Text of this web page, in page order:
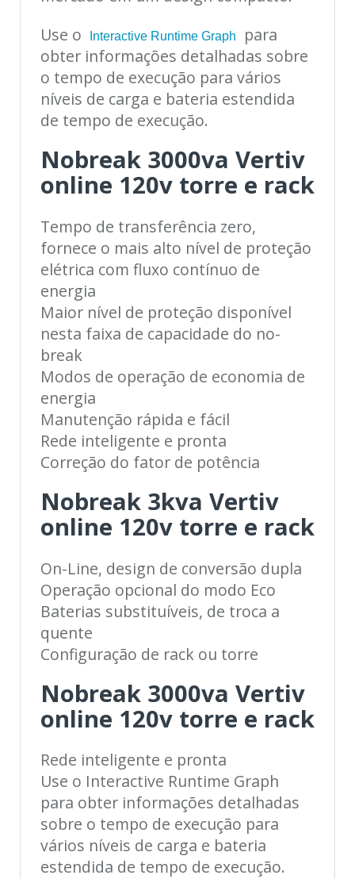
Use o
Interactive Runtime Graph
para
obter informações detalhadas sobre
o tempo de execução para vários
níveis de carga e bateria estendida
de tempo de execução.
Nobreak 3000va Vertiv
online 120v torre e rack
Tempo de transferência zero,
fornece o mais alto nível de proteção
elétrica com fluxo contínuo de
energia
Maior nível de proteção disponível
nesta faixa de capacidade do no-
break
Modos de operação de economia de
energia
Manutenção rápida e fácil
Rede inteligente e pronta
Correção do fator de potência
Nobreak 3kva Vertiv
online 120v torre e rack
On-Line, design de conversão dupla
Operação opcional do modo Eco
Baterias substituíveis, de troca a
quente
Configuração de rack ou torre
Nobreak 3000va Vertiv
online 120v torre e rack
Rede inteligente e pronta
Use o Interactive Runtime Graph
para obter informações detalhadas
sobre o tempo de execução para
vários níveis de carga e bateria
estendida de tempo de execução.